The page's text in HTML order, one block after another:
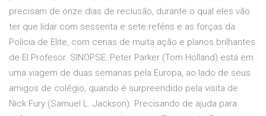
precisam de onze dias de reclusão, durante o qual eles vão
ter que lidar com sessenta e sete reféns e as forças da
Polícia de Elite, com cenas de muita ação e planos brilhantes
de El Profesor. SINOPSE: Peter Parker (Tom Holland) está em
uma viagem de duas semanas pela Europa, ao lado de seus
amigos de colégio, quando é surpreendido pela visita de
Nick Fury (Samuel L. Jackson). Precisando de ajuda para